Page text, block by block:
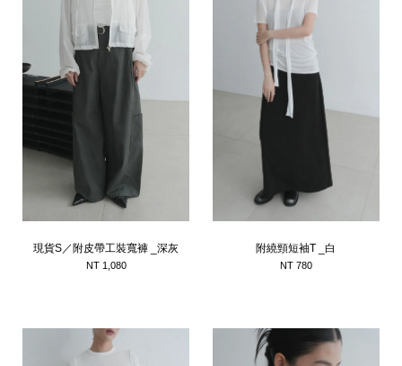
現貨S／附皮帶工裝寬褲 _深灰
NT 1,080
附繞頸短袖T _白
NT 780